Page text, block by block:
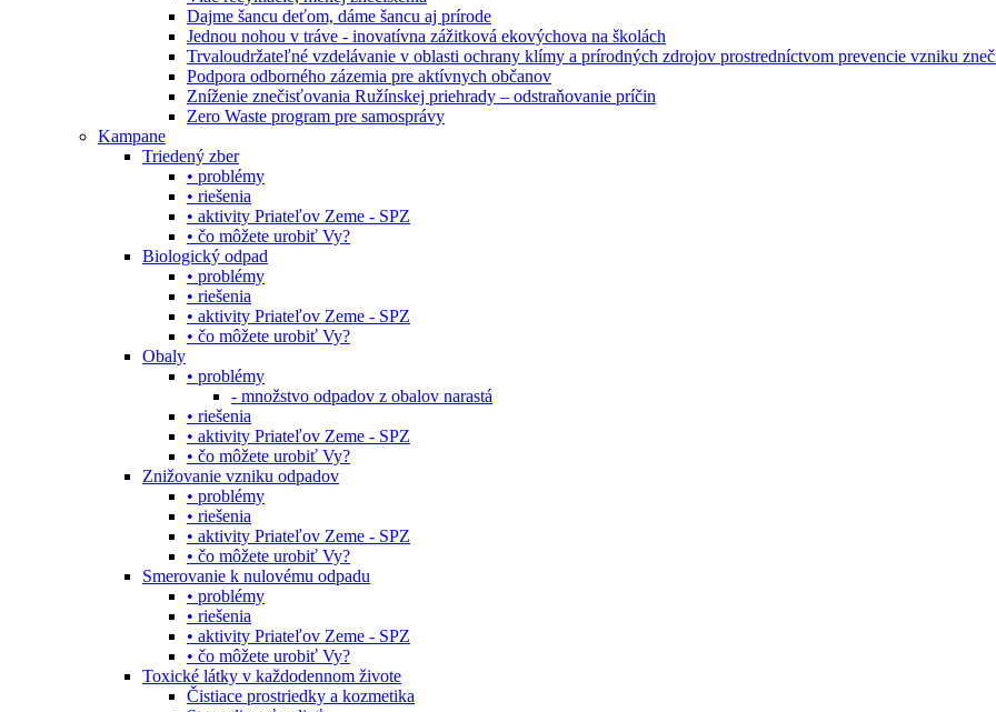
Dajme šancu deťom, dáme šancu aj prírode
Jednou nohou v tráve - inovatívna zážitková ekovýchova na školách
Trvaloudržateľné vzdelávanie v oblasti ochrany klímy a prírodných zdrojov prostredníctvom prevencie vzniku
Podpora odborného zázemia pre aktívnych občanov
Zníženie znečisťovania Ružínskej priehrady – odstraňovanie príčin
Zero Waste program pre samosprávy
Kampane
Triedený zber
• problémy
• riešenia
• aktivity Priateľov Zeme - SPZ
• čo môžete urobiť Vy?
Biologický odpad
• problémy
• riešenia
• aktivity Priateľov Zeme - SPZ
• čo môžete urobiť Vy?
Obaly
• problémy
- množstvo odpadov z obalov narastá
• riešenia
• aktivity Priateľov Zeme - SPZ
• čo môžete urobiť Vy?
Znižovanie vzniku odpadov
• problémy
• riešenia
• aktivity Priateľov Zeme - SPZ
• čo môžete urobiť Vy?
Smerovanie k nulovému odpadu
• problémy
• riešenia
• aktivity Priateľov Zeme - SPZ
• čo môžete urobiť Vy?
Toxické látky v každodennom živote
Čistiace prostriedky a kozmetika